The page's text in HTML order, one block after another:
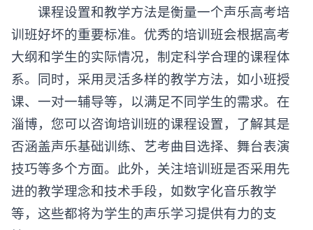
课程设置和教学方法是衡量一个声乐高考培
训班好坏的重要标准。优秀的培训班会根据高考
大纲和学生的实际情况，制定科学合理的课程体
系。同时，采用灵活多样的教学方法，如小班授
课、一对一辅导等，以满足不同学生的需求。在
淄博，您可以咨询培训班的课程设置，了解其是
否涵盖声乐基础训练、艺考曲目选择、舞台表演
技巧等多个方面。此外，关注培训班是否采用先
进的教学理念和技术手段，如数字化音乐教学
等，这些都将为学生的声乐学习提供有力的支